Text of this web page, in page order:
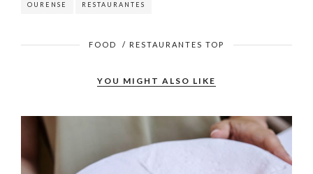
OURENSE RESTAURANTES
FOOD / RESTAURANTES TOP
YOU MIGHT ALSO LIKE